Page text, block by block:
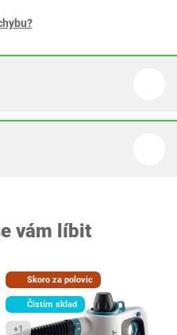
vám líbit
Skoro za polovic
Čistím sklad
+1